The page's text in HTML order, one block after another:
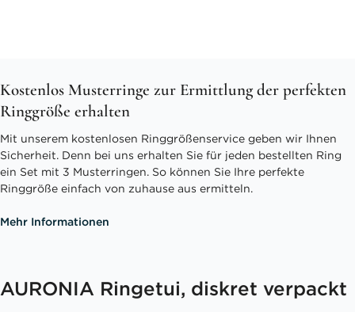
Kostenlos Musterringe zur Ermittlung der perfekten
Ringgröße erhalten
Mit unserem kostenlosen Ringgrößenservice geben wir Ihnen
Sicherheit. Denn bei uns erhalten Sie für jeden bestellten Ring
ein Set mit 3 Musterringen. So können Sie Ihre perfekte
Ringgröße einfach von zuhause aus ermitteln.
Mehr Informationen
AURONIA Ringetui, diskret verpackt